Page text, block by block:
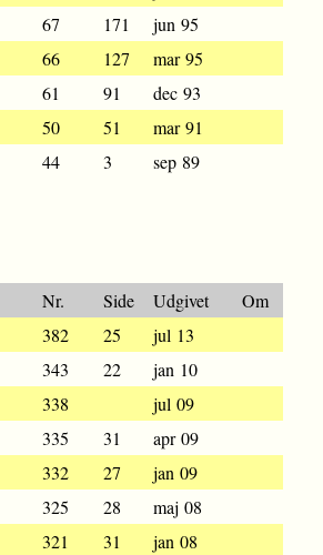
67 171
jun 95
66 127
mar 95
61 91
dec 93
50 51
mar 91
44 3 sep 89
Nr. Side Udgivet
Om
382 25
jul 13
343 22
jan 10
338
jul 09
335 31
apr 09
332 27
jan 09
325 28
maj 08
321 31
jan 08